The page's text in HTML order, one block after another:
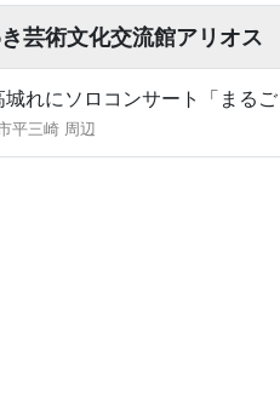
芸術文化交流館アリオス
れにソロコンサート「まるご
平三崎 周辺